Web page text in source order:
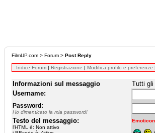
FilmUP.com > Forum > Post Reply
Indice Forum | Registrazione | Modifica profilo e preferenze |
Informazioni sul messaggio Tutti gli
Username:
Password:
Ho dimenticato la mia password!
Testo del messaggio:
l'HTML è: Non attivo
Emoticon